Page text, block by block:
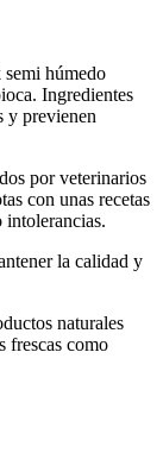
húmedo
Ingredientes
y previenen
por veterinarios
con unas recetas
intolerancias.
la calidad y
naturales
frescas como